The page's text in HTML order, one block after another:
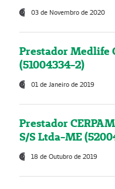
03 de Novembro de 2020
Prestador Medlife
(51004334-2)
01 de Janeiro de 2019
Prestador
S/S Ltda-ME
18 de Outubro de 2019